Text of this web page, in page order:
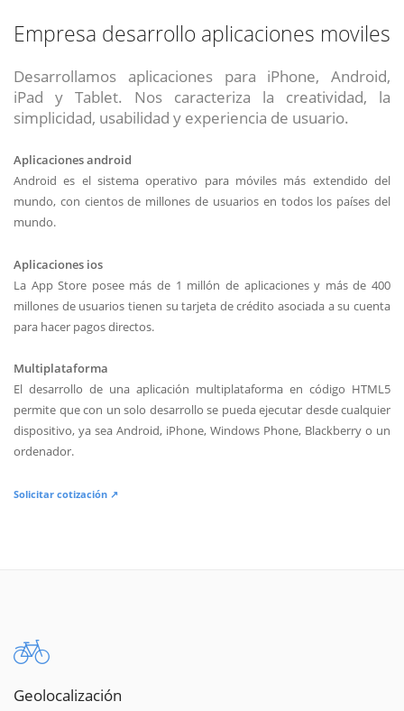
Empresa desarrollo aplicaciones moviles
Desarrollamos aplicaciones para iPhone, Android,
iPad y Tablet. Nos caracteriza la creatividad, la
simplicidad, usabilidad y experiencia de usuario.
Aplicaciones android
Android es el sistema operativo para móviles más extendido del
mundo, con cientos de millones de usuarios en todos los países del
mundo.
Aplicaciones ios
La App Store posee más de 1 millón de aplicaciones y más de 400
millones de usuarios tienen su tarjeta de crédito asociada a su cuenta
para hacer pagos directos.
Multiplataforma
El desarrollo de una aplicación multiplataforma en código HTML5
permite que con un solo desarrollo se pueda ejecutar desde cualquier
dispositivo, ya sea Android, iPhone, Windows Phone, Blackberry o un
ordenador.
Solicitar cotización ↗
Geolocalización